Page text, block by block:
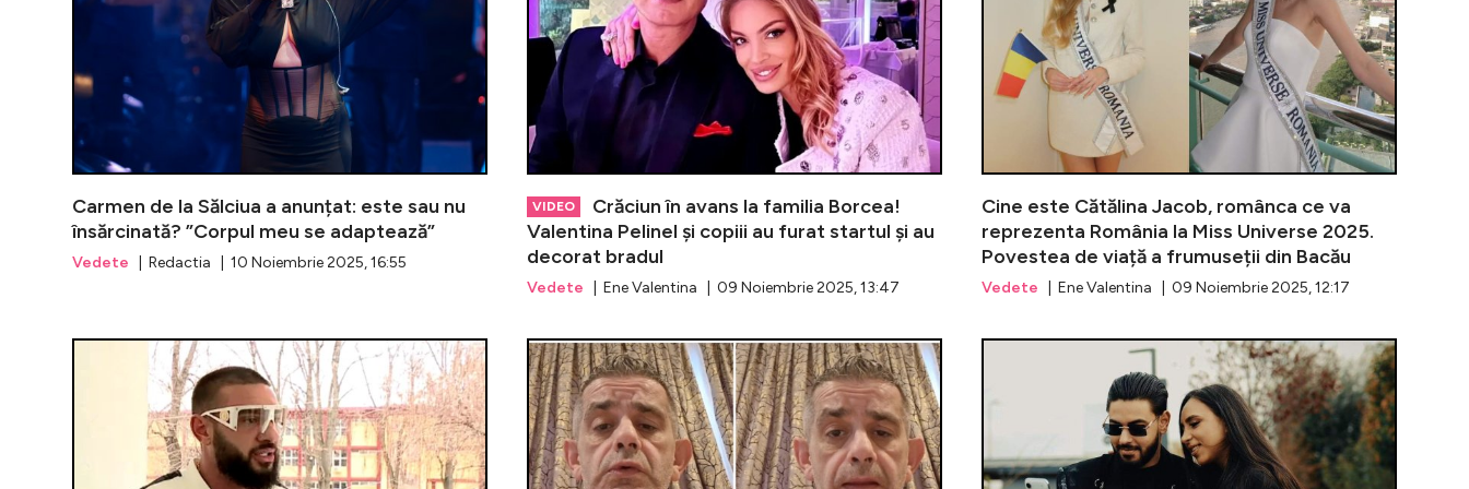
Carmen de la Sălciua a anunțat: este sau nu
însărcinată? ”Corpul meu se adaptează”
Vedete | Redactia | 10 Noiembrie 2025, 16:55
VIDEO
Crăciun în avans la familia Borcea!
Valentina Pelinel și copiii au furat startul și au
decorat bradul
Vedete | Ene Valentina | 09 Noiembrie 2025, 13:47
Cine este Cătălina Jacob, românca ce va
reprezenta România la Miss Universe 2025.
Povestea de viață a frumuseții din Bacău
Vedete | Ene Valentina | 09 Noiembrie 2025, 12:17
Pană de noroc pentru Dorian Popa! Influencerul a fost jefuit, iar
Anul negru